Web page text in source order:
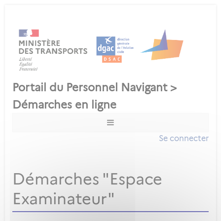
Se connecter
Démarches "Espace
Examinateur"